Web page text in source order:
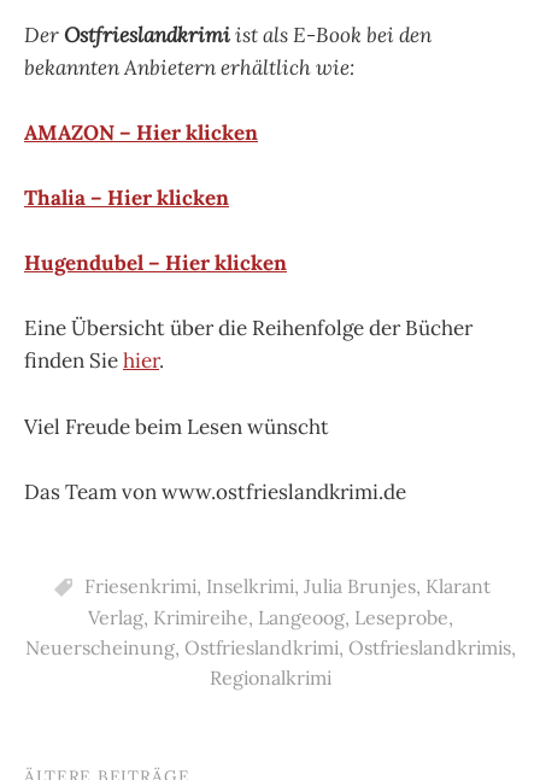
DerOstfrieslandkrimiist als E-Book bei den
bekannten Anbietern erhältlich wie:
AMAZON – Hier klicken
Thalia – Hier klicken
Hugendubel – Hier klicken
Eine Übersicht über die Reihenfolge der Bücher
finden Siehier.
Viel Freude beim Lesen wünscht
Das Team von www.ostfrieslandkrimi.de
Friesenkrimi, Inselkrimi, Julia Brunjes, Klarant
Verlag, Krimireihe, Langeoog, Leseprobe,
Neuerscheinung, Ostfrieslandkrimi, Ostfrieslandkrimis,
Regionalkrimi